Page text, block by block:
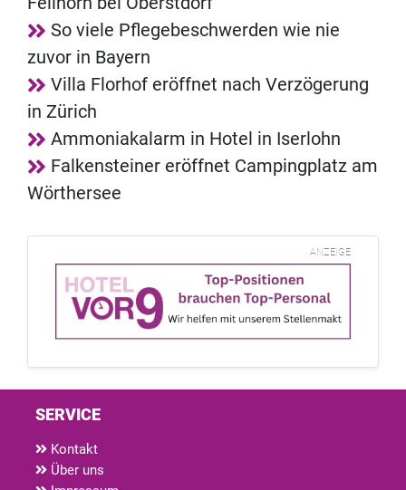
So viele Pflegebeschwerden wie nie
zuvor in Bayern
Villa Florhof eröffnet nach Verzögerung
in Zürich
Ammoniakalarm in Hotel in Iserlohn
Falkensteiner eröffnet Campingplatz am
Wörthersee
ANZEIGE
SERVICE
Kontakt
Über uns